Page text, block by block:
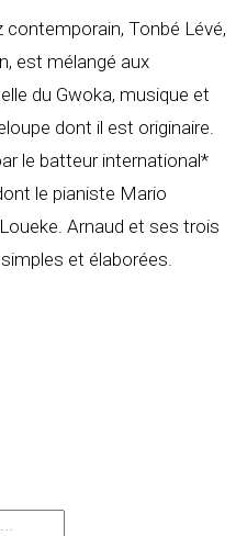
Tonbé Lévé,
est mélangé aux
du Gwoka, musique et
dont il est originaire.
le batteur international*
le pianiste Mario
Arnaud et ses trois
et élaborées.